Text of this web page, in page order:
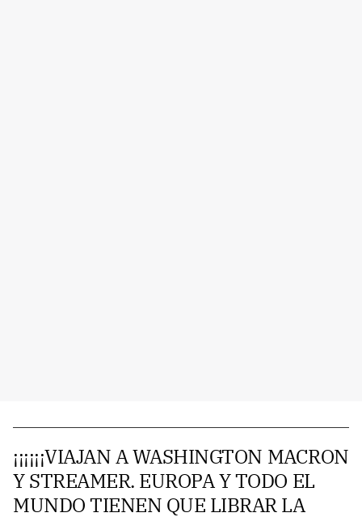
¡¡¡¡¡¡VIAJAN A WASHINGTON MACRON
Y STREAMER. EUROPA Y TODO EL
MUNDO TIENEN QUE LIBRAR LA